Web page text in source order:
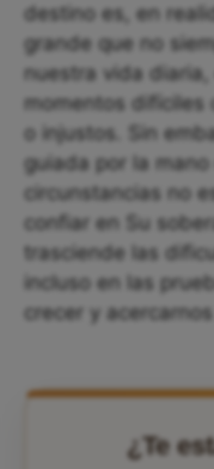
destino es, en
grande que no
nuestra vida
momentos difíciles
o injustos. Sin
guiada por la
circunstancias no
confiar en Su
trasciende las
incluso en las
crecer y
¿Te